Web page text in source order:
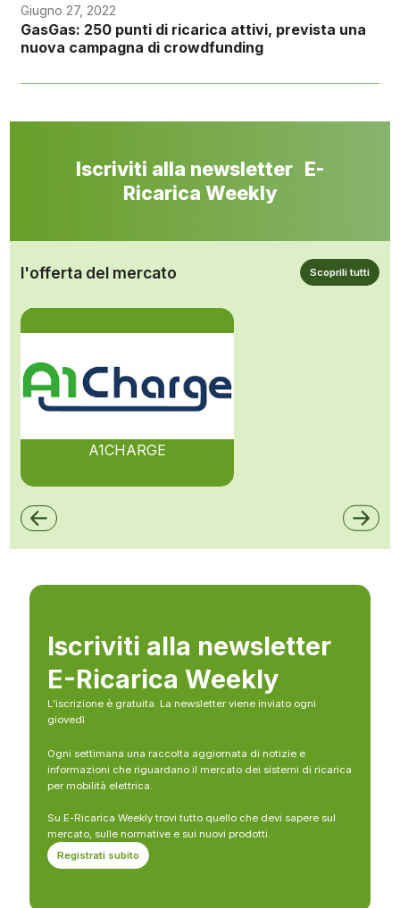
Giugno 27, 2022
GasGas: 250 punti di ricarica attivi, prevista una
nuova campagna di crowdfunding
Iscriviti alla newsletter E-
Ricarica Weekly
l'offerta del mercato Scoprili tutti
A1CHARGE
Iscriviti alla newsletter
E-Ricarica Weekly
L’iscrizione è gratuita. La newsletter viene inviato ogni
giovedì
Ogni settimana una raccolta aggiornata di notizie e
informazioni che riguardano il mercato dei sistemi di ricarica
per mobilità elettrica.
Su E-Ricarica Weekly trovi tutto quello che devi sapere sul
mercato, sulle normative e sui nuovi prodotti.
Registrati subito